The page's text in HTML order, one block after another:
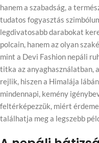
hanem a szabadság, a
tudatos fogyasztás
legdivatosabb darabokat
polcain, hanem az olyan
mint a Devi Fashion nepáli
titka az anyaghasználatban,
rejlik, hiszen a Himalája
mindennapi, kemény
feltérképezzük, miért
találhatja meg a legszebb